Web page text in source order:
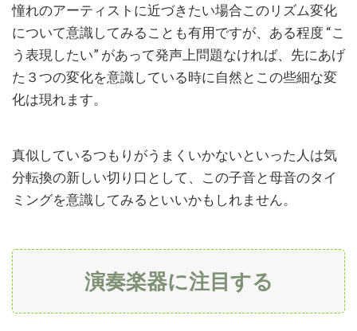
憧れのアーティストに近づきたい場合このリズム変化
について意識してみることも有用ですが、 ある程度“こ
う表現したい” があって発声上問題なければ、先にあげ
た３つの変化を意識している時に自然とこの些細な変
化は現れます。
真似しているつもりがうまくいかないといった人は気
分転換の新しい切り口として、この子音と母音のタイ
ミングを意識してみるといいかもしれません。
演奏楽器に注目する